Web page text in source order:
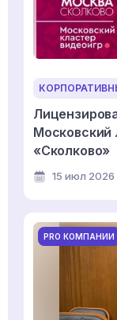
«Сколково»
15 июл 2026
PRO КОМПАНИИ